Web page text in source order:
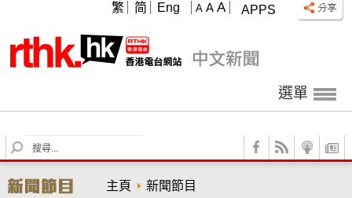
APPS
A A A
繁 简 Eng
選單
S
e
r
主頁 新聞節目